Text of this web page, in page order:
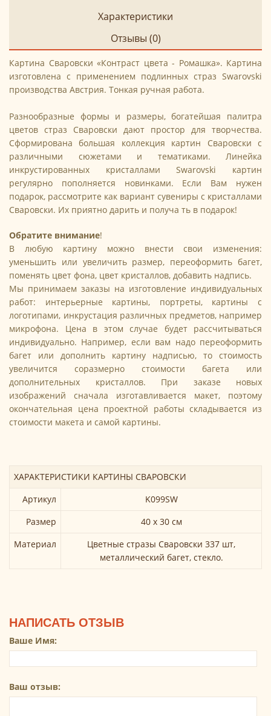
Характеристики
Отзывы (0)
Картина Сваровски «Контраст цвета - Ромашка». Картина
изготовлена с применением подлинных страз Swarovski
производства Австрия. Тонкая ручная работа.
Разнообразные формы и размеры, богатейшая палитра
цветов страз Сваровски дают простор для творчества.
Сформирована большая коллекция картин Сваровски с
различными сюжетами и тематиками. Линейка
инкрустированных кристаллами Swarovski картин
регулярно пополняется новинками. Если Вам нужен
подарок, рассмотрите как вариант сувениры с кристаллами
Сваровски. Их приятно дарить и получа ть в подарок!
Обратите внимание!
В любую картину можно внести свои изменения:
уменьшить или увеличить размер, переоформить багет,
поменять цвет фона, цвет кристаллов, добавить надпись.
Мы принимаем заказы на изготовление индивидуальных
работ: интерьерные картины, портреты, картины с
логотипами, инкрустация различных предметов, например
микрофона. Цена в этом случае будет рассчитываться
индивидуально. Например, если вам надо переоформить
багет или дополнить картину надписью, то стоимость
увеличится соразмерно стоимости багета или
дополнительных кристаллов. При заказе новых
изображений сначала изготавливается макет, поэтому
окончательная цена проектной работы складывается из
стоимости макета и самой картины.
ХАРАКТЕРИСТИКИ КАРТИНЫ СВАРОВСКИ
Артикул
K099SW
Размер
40 х 30 см
Материал
Цветные стразы Сваровски 337 шт,
металлический багет, стекло.
НАПИСАТЬ ОТЗЫВ
Ваше Имя:
Ваш отзыв: